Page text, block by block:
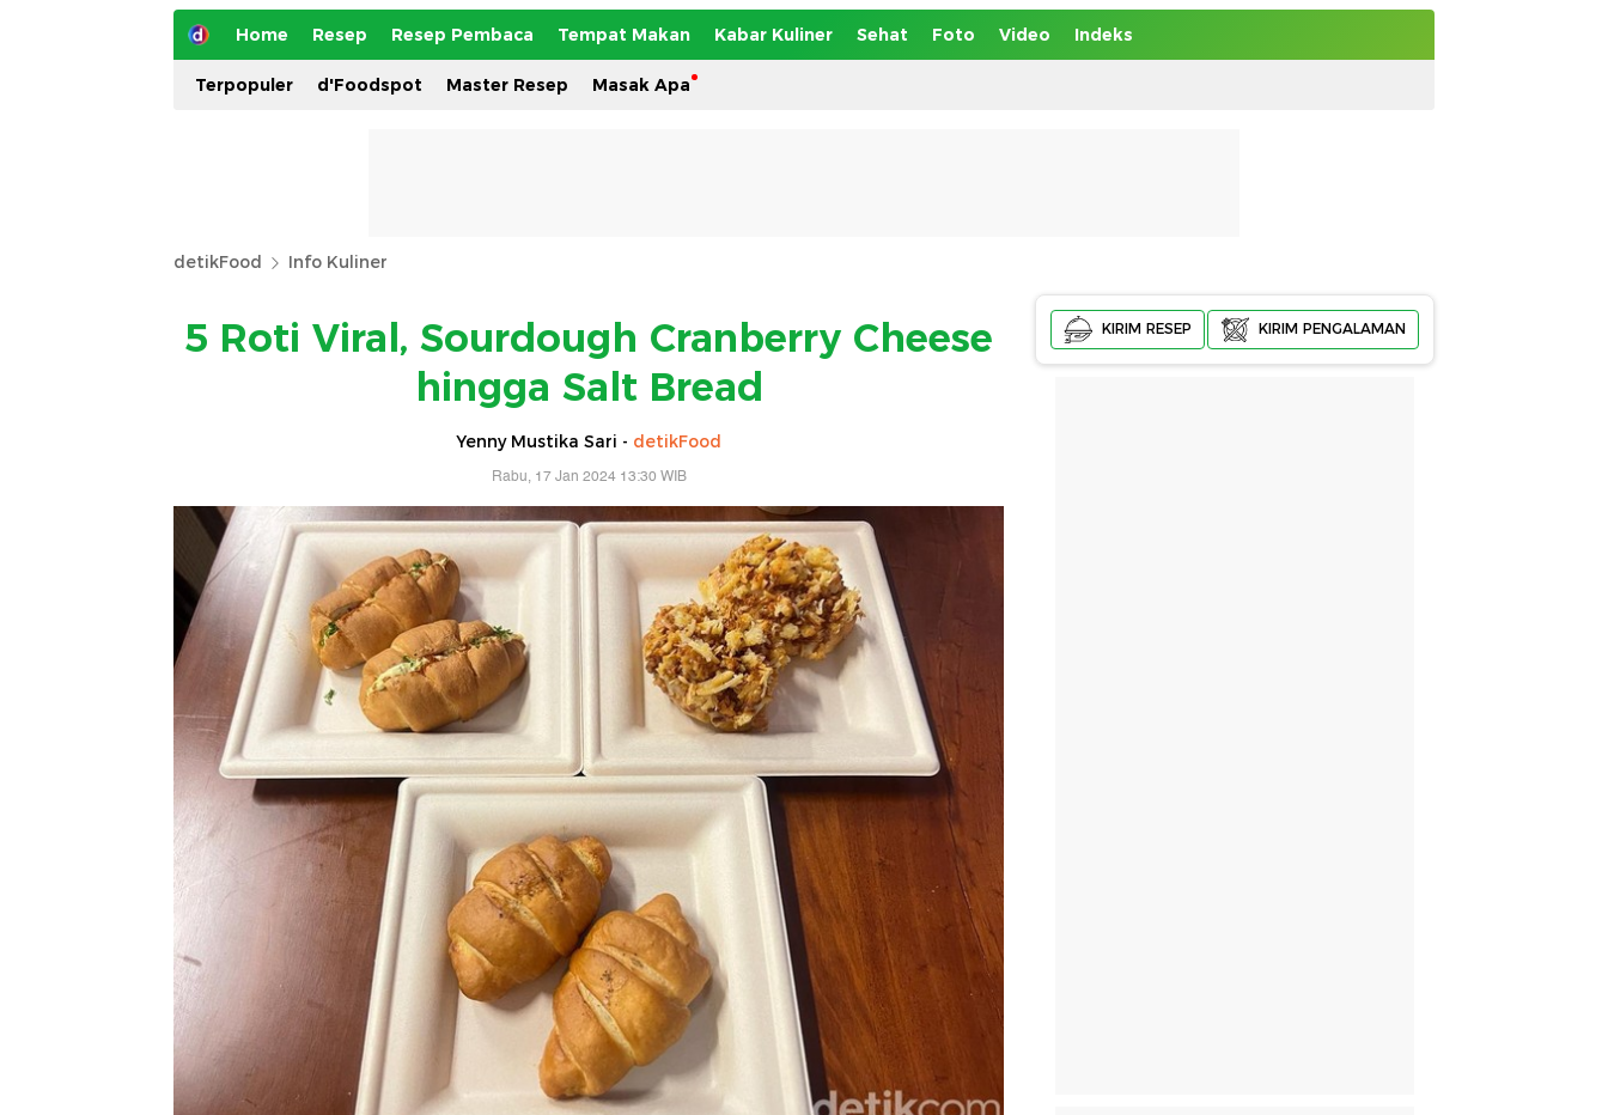
Home Resep Resep Pembaca Tempat Makan Kabar Kuliner Sehat Foto Video Indeks
Terpopuler d'Foodspot Master Resep Masak Apa
detikFood Info Kuliner
5 Roti Viral, Sourdough Cranberry Cheese
hingga Salt Bread
Yenny Mustika Sari - detikFood
Rabu, 17 Jan 2024 13:30 WIB
KIRIM RESEP KIRIM PENGALAMAN